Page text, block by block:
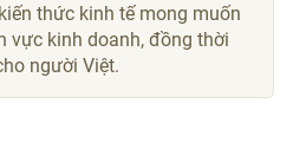
thức kinh tế mong muốn
vực kinh doanh, đồng thời
người Việt.